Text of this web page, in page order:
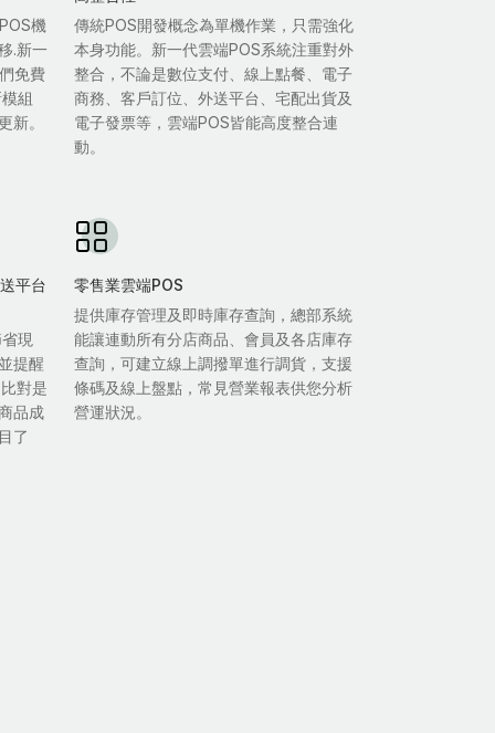
機
.新一
免費
組
新。
傳統POS開發概念為單機作業，只需強化
本身功能。新一代雲端POS系統注重對外
整合，不論是數位支付、線上點餐、電子
商務、客戶訂位、外送平台、宅配出貨及
電子發票等，雲端POS皆能高度整合連
動。
平台
現
提醒
對是
品成
了
零售業雲端POS
提供庫存管理及即時庫存查詢，總部系統
能讓連動所有分店商品、會員及各店庫存
查詢，可建立線上調撥單進行調貨，支援
條碼及線上盤點，常見營業報表供您分析
營運狀況。